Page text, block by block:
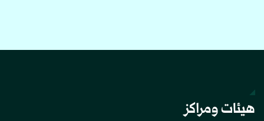
هيئات ومراكز